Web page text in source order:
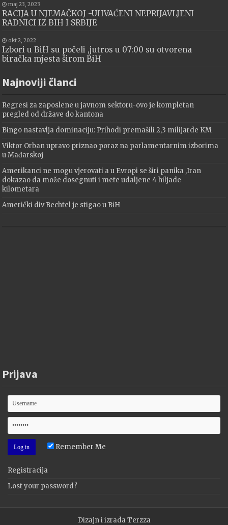
maj 23, 2023
RACIJA U NJEMAČKOJ -UHVAĆENI NEPRIJAVLJENI
RADNICI IZ BIH I SRBIJE
okt 2, 2022
Izbori u BiH su počeli ,jutros u 07:00 su otvorena
biračka mjesta širom BiH
Najnoviji članci
Regresi za zaposlene u javnom sektoru-ovo je kompletan
pregled od države do kantona
Bingo nastavlja dominaciju: Prihodi premašili 2,3 milijarde KM
Viktor Orban upravo priznao poraz na parlamentarnim izborima
u Mađarskoj
Amerikanci ne mogu vjerovati a u Evropi se širi panika ,Iran
dokazao da može dosegnuti i mete udaljene 4 hiljade
kilometara
Američki div Bechtel je stigao u BiH
Prijava
Remember Me
Registracija
Lost your password?
Dizajn i izradaTerzza